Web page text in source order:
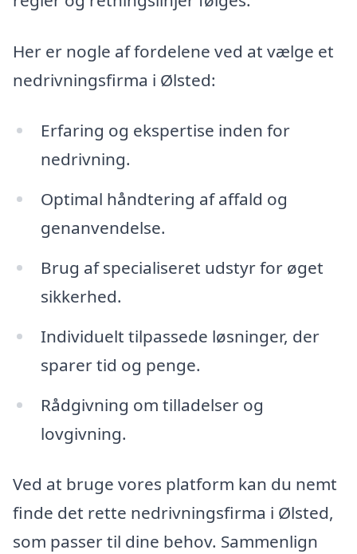
Her er nogle af fordelene ved at vælge et
nedrivningsfirma i Ølsted:
Erfaring og ekspertise inden for
nedrivning.
Optimal håndtering af affald og
genanvendelse.
Brug af specialiseret udstyr for øget
sikkerhed.
Individuelt tilpassede løsninger, der
sparer tid og penge.
Rådgivning om tilladelser og
lovgivning.
Ved at bruge vores platform kan du nemt
finde det rette nedrivningsfirma i Ølsted,
som passer til dine behov. Sammenlign